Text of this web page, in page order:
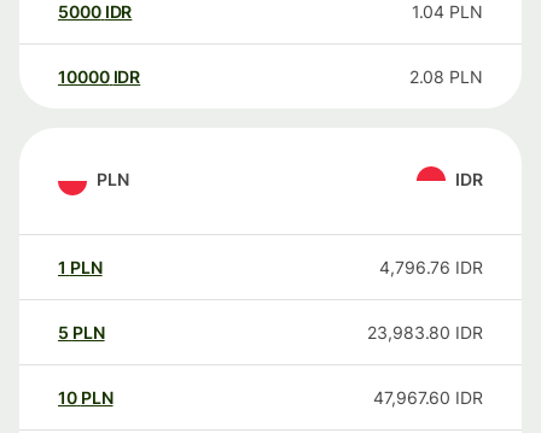
5000 IDR 1.04 PLN
10000 IDR 2.08 PLN
PLN IDR
1 PLN 4,796.76 IDR
5 PLN 23,983.80 IDR
10 PLN 47,967.60 IDR